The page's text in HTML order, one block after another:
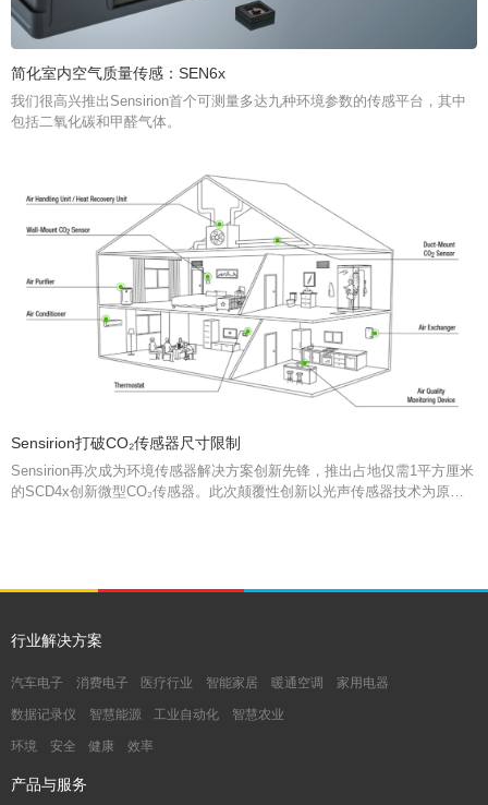
简化室内空气质量传感：SEN6x
我们很高兴推出Sensirion首个可测量多达九种环境参数的传感平台，其中
包括二氧化碳和甲醛气体。
Sensirion打破CO₂传感器尺寸限制
Sensirion再次成为环境传感器解决方案创新先锋，推出占地仅需1平方厘米
的SCD4x创新微型CO₂传感器。此次颠覆性创新以光声传感器技术为原
行业解决方案
汽车电子 消费电子 医疗行业 智能家居 暖通空调 家用电器
数据记录仪 智慧能源 工业自动化 智慧农业
环境 安全 健康 效率
产品与服务